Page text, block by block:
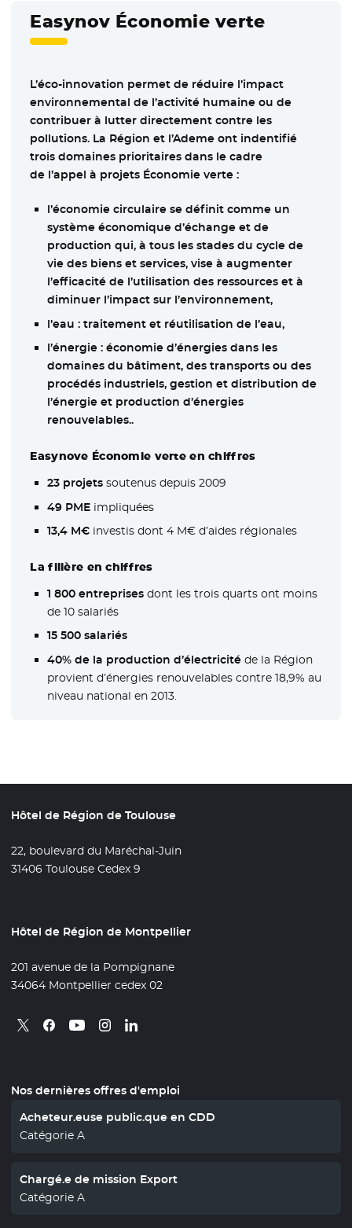
Easynov Économie verte
L’éco-innovation permet de réduire l’impact
environnemental de l’activité humaine ou de
contribuer à lutter directement contre les
pollutions. La Région et l’Ademe ont indentifié
trois domaines prioritaires dans le cadre
de l’appel à projets Économie verte :
l’économie circulaire se définit comme un
système économique d’échange et de
production qui, à tous les stades du cycle de
vie des biens et services, vise à augmenter
l’efficacité de l’utilisation des ressources et à
diminuer l’impact sur l’environnement,
l’eau : traitement et réutilisation de l’eau,
l’énergie : économie d’énergies dans les
domaines du bâtiment, des transports ou des
procédés industriels, gestion et distribution de
l’énergie et production d’énergies
renouvelables..
Easynove Économie verte en chiffres
23 projetssoutenus depuis 2009
49 PMEimpliquées
13,4 M€investis dont 4 M€ d’aides régionales
La filière en chiffres
1 800 entreprisesdont les trois quarts ont moins
de 10 salariés
15 500 salariés
40% de la production d’électricitéde la Région
provient d’énergies renouvelables contre 18,9% au
niveau national en 2013.
Hôtel de Région de Toulouse
22, boulevard du Maréchal-Juin
31406 Toulouse Cedex 9
Hôtel de Région de Montpellier
201 avenue de la Pompignane
34064 Montpellier cedex 02
Retrouvez nous sur X
- Nouvelle fenêtre
Retrouvez nous sur Facebook
- Nouvelle fenêtre
Retrouvez nous sur Youtube
- Nouvelle fenêtre
Retrouvez nous sur Instagram
- Nouvelle fenêtre
Retrouvez nous sur Linkedin
- Nouvelle fenêtre
Nos dernières offres d'emploi
Acheteur.euse public.que en CDD
Catégorie A
Chargé.e de mission Export
Catégorie A